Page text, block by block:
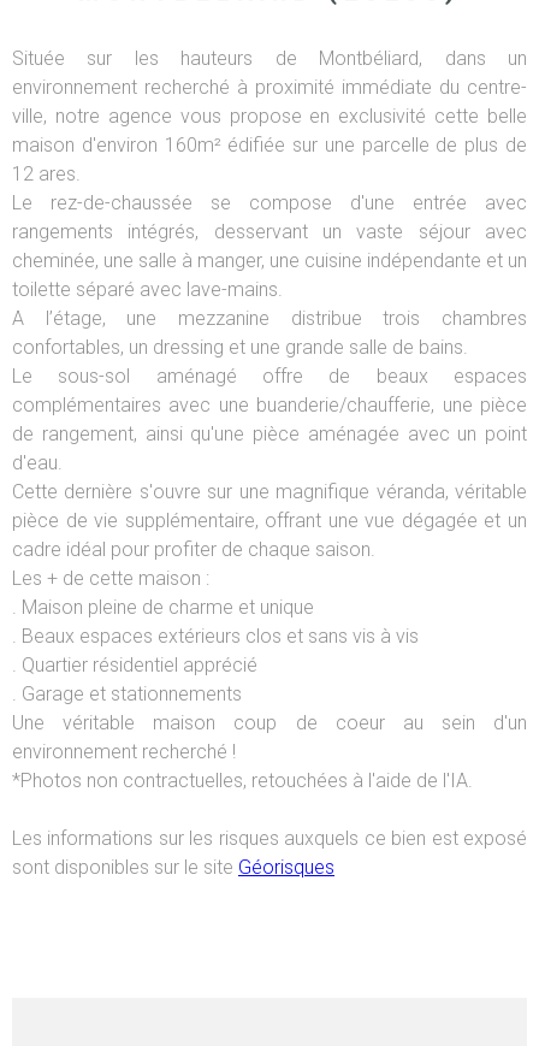
Située sur les hauteurs de Montbéliard, dans un
environnement recherché à proximité immédiate du centre-
ville, notre agence vous propose en exclusivité cette belle
maison d'environ 160m² édifiée sur une parcelle de plus de
12 ares.
Le rez-de-chaussée se compose d'une entrée avec
rangements intégrés, desservant un vaste séjour avec
cheminée, une salle à manger, une cuisine indépendante et un
toilette séparé avec lave-mains.
A l’étage, une mezzanine distribue trois chambres
confortables, un dressing et une grande salle de bains.
Le sous-sol aménagé offre de beaux espaces
complémentaires avec une buanderie/chaufferie, une pièce
de rangement, ainsi qu'une pièce aménagée avec un point
d'eau.
Cette dernière s'ouvre sur une magnifique véranda, véritable
pièce de vie supplémentaire, offrant une vue dégagée et un
cadre idéal pour profiter de chaque saison.
Les + de cette maison :
. Maison pleine de charme et unique
. Beaux espaces extérieurs clos et sans vis à vis
. Quartier résidentiel apprécié
. Garage et stationnements
Une véritable maison coup de coeur au sein d'un
environnement recherché !
*Photos non contractuelles, retouchées à l'aide de l'IA.
Les informations sur les risques auxquels ce bien est exposé
sont disponibles sur le site Géorisques